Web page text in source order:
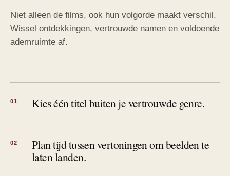
Niet alleen de films, ook hun volgorde maakt verschil.
Wissel ontdekkingen, vertrouwde namen en voldoende
ademruimte af.
01 Kies één titel buiten je vertrouwde genre.
02
Plan tijd tussen vertoningen om beelden te
laten landen.